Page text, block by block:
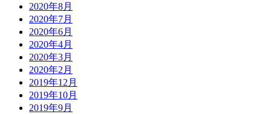
2020年8月
2020年7月
2020年6月
2020年4月
2020年3月
2020年2月
2019年12月
2019年10月
2019年9月